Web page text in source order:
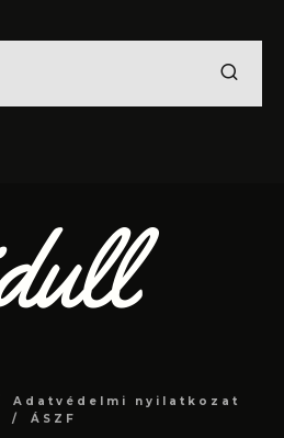
Adatvédelmi nyilatkozat
ÁSZF